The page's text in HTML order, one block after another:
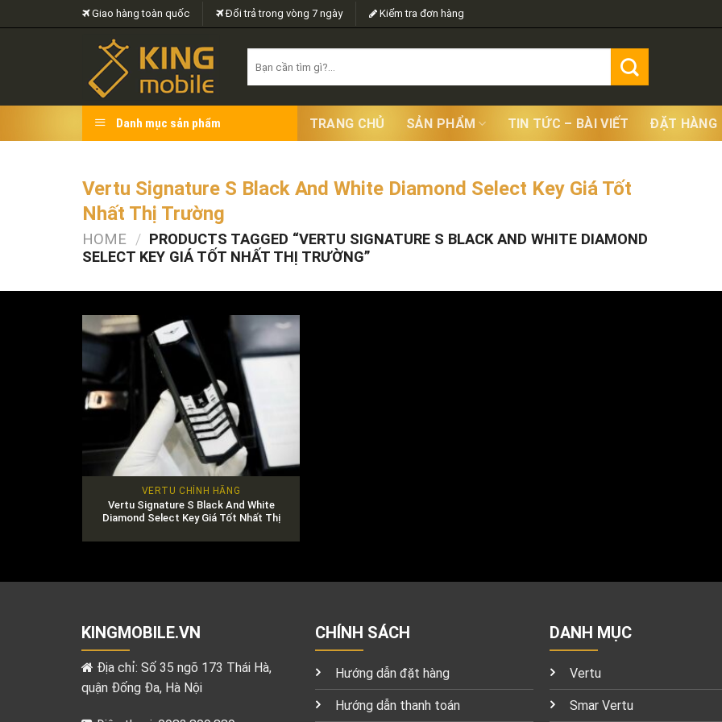
to
Giao hàng toàn quốc Đổi trả trong vòng 7 ngày Kiểm tra đơn hàng
for:
Danh mục sản phẩm TRANG CHỦ SẢN PHẨM TIN TỨC – BÀI VIẾT ĐẶT HÀNG
Vertu Signature S Black And White Diamond Select Key Giá Tốt
Nhất Thị Trường
HOME / PRODUCTS TAGGED “VERTU SIGNATURE S BLACK AND WHITE DIAMOND
SELECT KEY GIÁ TỐT NHẤT THỊ TRƯỜNG”
VERTU CHÍNH HÃNG
Vertu Signature S Black And White
Diamond Select Key Giá Tốt Nhất Thị
KINGMOBILE.VN
Địa chỉ: Số 35 ngõ 173 Thái Hà,
quận Đống Đa, Hà Nội
CHÍNH SÁCH
Hướng dẫn đặt hàng
Hướng dẫn thanh toán
DANH MỤC
Vertu
Smar Vertu